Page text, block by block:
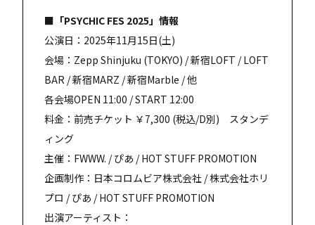
■「PSYCHIC FES 2025」情報
公演日：2025年11月15日(土)
会場：Zepp Shinjuku (TOKYO) / 新宿LOFT / LOFT
BAR / 新宿MARZ / 新宿Marble / 他
各会場OPEN 11:00 / START 12:00
料金：前売チケット ￥7,300 (税込/D別) スタンデ
ィング
主催：FWWW. / ぴあ / HOT STUFF PROMOTION
企画制作：日本コロムビア株式会社 / 株式会社ホリ
プロ / ぴあ / HOT STUFF PROMOTION
出演アーティスト：